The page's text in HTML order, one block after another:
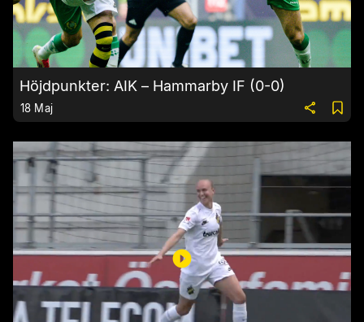
Höjdpunkter: AIK – Hammarby IF (0-0)
18 Maj